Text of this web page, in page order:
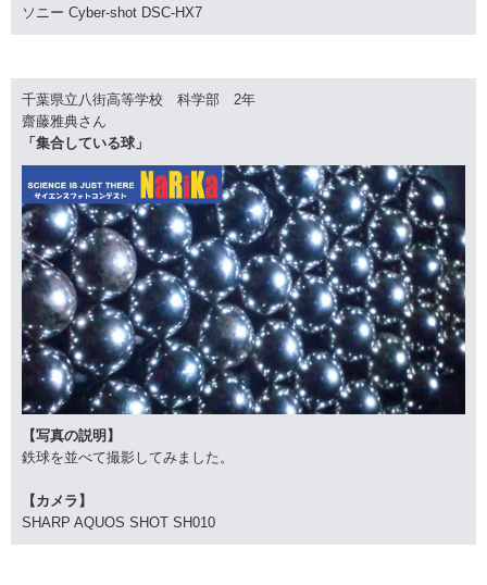
ソニー Cyber-shot DSC-HX7
千葉県立八街高等学校 科学部 2年
齋藤雅典さん
「集合している球」
【写真の説明】
鉄球を並べて撮影してみました。
【カメラ】
SHARP AQUOS SHOT SH010